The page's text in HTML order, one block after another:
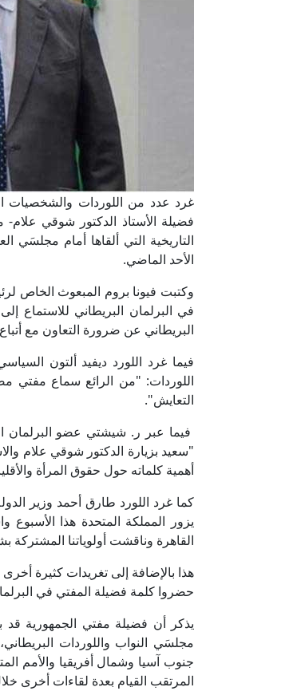
غرد عدد من اللوردات والشخصيات
فضيلة الأستاذ الدكتور شوقي علام-
التاريخية التي ألقاها أمام مجلسَي
الأحد الماضي.
وكتبت فيونا بروم المبعوث الخاص
في البرلمان البريطاني للاستماع
البريطاني عن ضرورة التعاون مع
فيما غرد اللورد ديفيد ألتون
اللوردات: "من الرائع سماع مفتي
التعايش".
فيما عبر ر. شيشتي عضو البرلمان
"سعيد بزيارة الدكتور شوقي علام
أهمية كلماته حول حقوق المرأة
كما غرد اللورد طارق أحمد وزير
يزور المملكة المتحدة هذا الأسبوع
القاهرة وناقشت أولوياتنا المشتركة
هذا بالإضافة إلى تغريدات كثيرة أخرى
حضروا كلمة فضيلة المفتي في
يذكر أن فضيلة مفتي الجمهورية قد
مجلسَي النواب واللوردات
جنوب آسيا وشمال أفريقيا والأمم
المرتقب القيام بعدة لقاءات أخرى